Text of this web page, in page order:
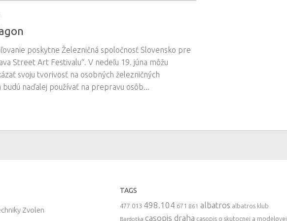
poskytne Železničná spoločnosť Slovensko pre
Street Art Festivalu“. V nedeľu 19. júna môžu
svoju tvorivosť na osobných železničných
budú naďalej používať na prepravu osôb...
Zvolen
TAGS
477.013 498.104 671 861 albatros albatros klub
Bardotka casopis draha casopis o skutocnej a modelovej